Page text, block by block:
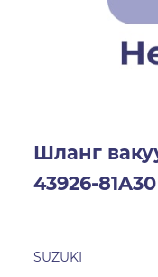
Шланг
43926-81A30
SUZUKI